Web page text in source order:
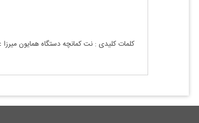
کلمات کلیدی : نتکمانچهدستگاه همایونمیرزا